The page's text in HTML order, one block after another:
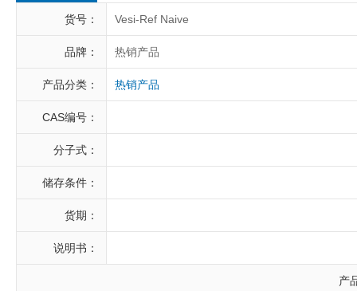
Berry & Associates
LGC Maine Standards
Abbexa AbD Serotec
货号： Vesi-Ref Naive
品牌： 热销产品
产品分类： 热销产品
CAS编号：
分子式：
储存条件：
货期：
说明书：
产